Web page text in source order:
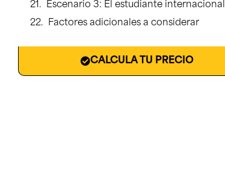
Escenario 3: El estudiante internacional
Factores adicionales a considerar
CALCULA TU PRECIO